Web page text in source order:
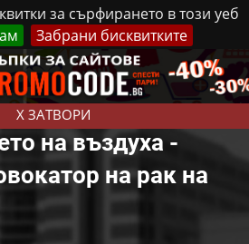
за сърфирането в този уеб
Забрани бисквитките
X ЗАТВОРИ
2026 Реклама Контакти
на въздуха -
на рак на